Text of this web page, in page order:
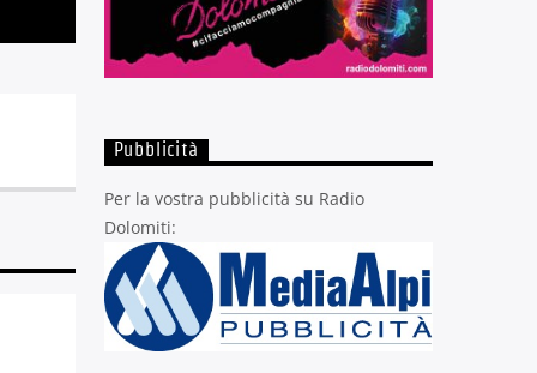
Pubblicità
Per la vostra pubblicità su Radio
Dolomiti: